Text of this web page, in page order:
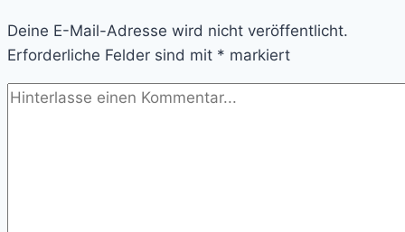
Städte
haben
das
schlechteste
Deine E-Mail-Adresse wird nicht veröffentlicht.
Erforderliche Felder sind mit * markiert